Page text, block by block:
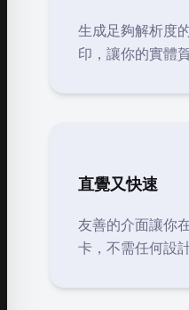
生成足夠解析度
印，讓你的實體
直覺又快速
友善的介面讓你
卡，不需任何設計